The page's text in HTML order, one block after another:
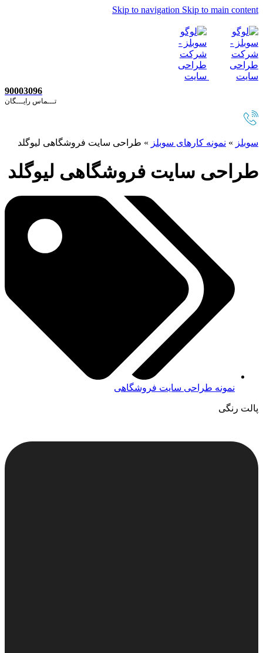
Skip to navigation Skip to main content
90003096
تـــماس رایـــگان
سوبلز » نمونه کارهای سوبلز » طراحی سایت فروشگاهی لیوگلد
طراحی سایت فروشگاهی لیوگلد
نمونه طراحی سایت فروشگاهی
پالت رنگی